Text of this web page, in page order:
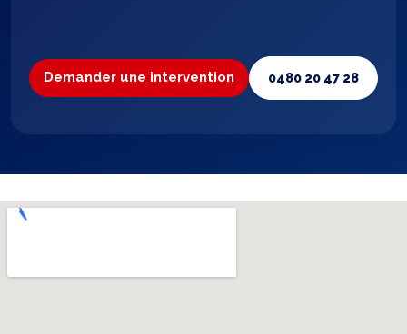
Demander une intervention 0480 20 47 28